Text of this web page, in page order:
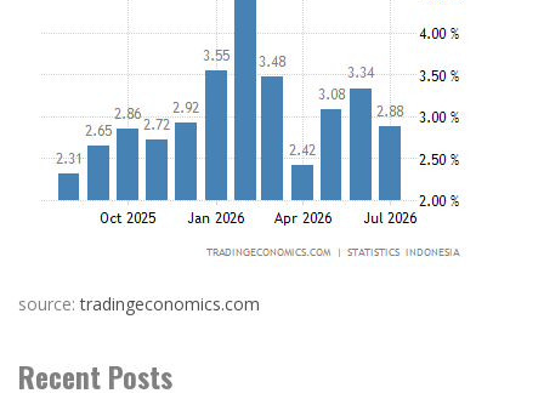
source:tradingeconomics.com
Recent Posts